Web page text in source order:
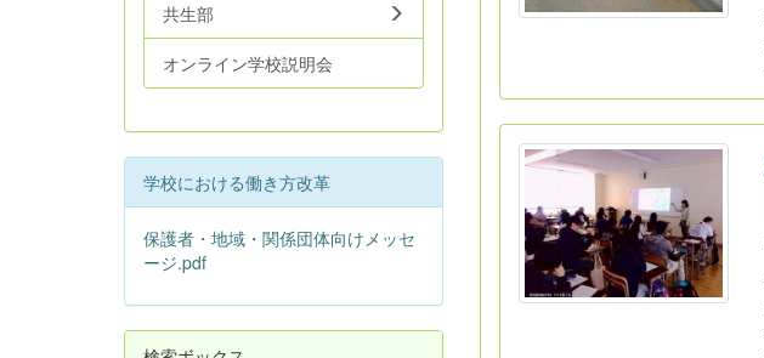
共生部
オンライン学校説明会
学校における働き方改革
保護者・地域・関係団体向けメッセ
ージ.pdf